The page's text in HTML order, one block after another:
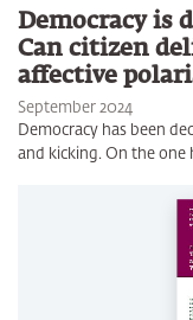
Democracy is
Can citizen
affective
September 2024
Democracy has been
and kicking. On the one